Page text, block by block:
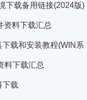
下载备用链接(2024版)
资料下载汇总
载和安装教程(WIN系
料下载汇总
下载